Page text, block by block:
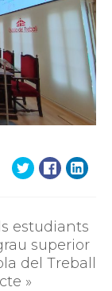
estudiants
superior
del Treball
»